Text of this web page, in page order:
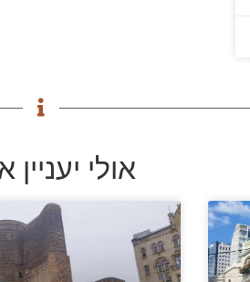
אולי יעניין